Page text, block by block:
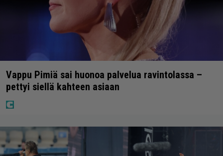
Vappu Pimiä sai huonoa palvelua ravintolassa –
pettyi siellä kahteen asiaan